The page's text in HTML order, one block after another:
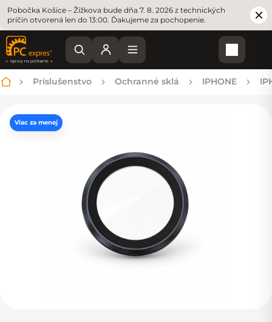
Pobočka Košice – Žižkova bude dňa 7. 8. 2026 z technických
príčin otvorená len do 13:00. Ďakujeme za pochopenie.
Domov
Príslušenstvo Ochranné sklá IPHONE
Viac za menej